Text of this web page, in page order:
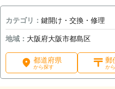
カテゴリ： 鍵開け・交換・修理
地域： 大阪府大阪市都島区
都道府県
から探す
郵
か